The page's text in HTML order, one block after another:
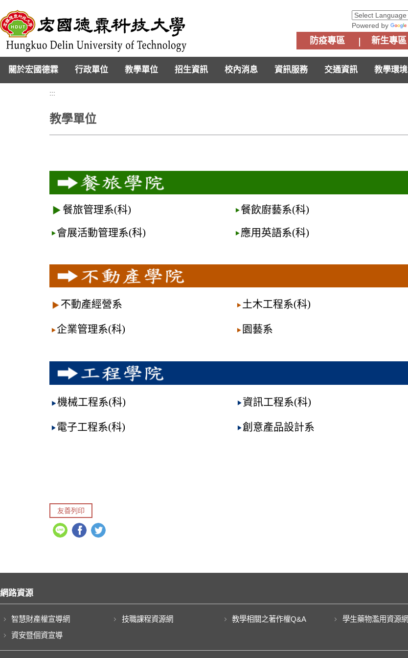
到
主
要
內
容
區
Powered by
防疫專區 新生專區
關於宏國德霖 行政單位 教學單位 招生資訊 校內消息 資訊服務 交通資訊 教學環境
:::
教學單位
餐旅管理系(科) 餐飲廚藝系(科)
會展活動管理系(科)
應用英語系(科)
不動產經營系 土木工程系(科)
企業管理系(科) 園藝系
機械工程系(科) 資訊工程系(科)
電子工程系(科) 創意產品設計系
友善列印
網路資源
智慧財產權宣導網 技職課程資源網 教學相關之著作權Q&A 學生藥物濫用資源網
資安暨個資宣導